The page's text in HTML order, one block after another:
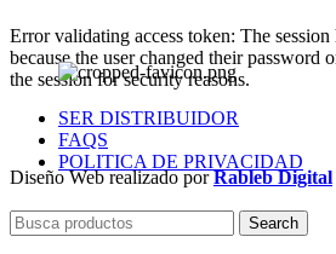
Error validating access token: The session
because the user changed their password
the session for security reasons.
SER DISTRIBUIDOR
FAQS
POLITICA DE PRIVACIDAD
Diseño Web realizado porRableb Digital
Search